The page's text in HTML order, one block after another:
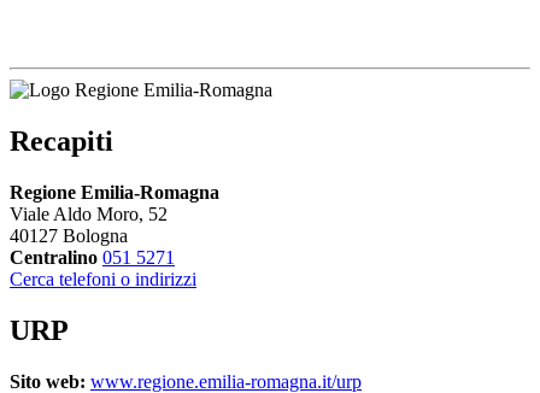
Recapiti
Regione Emilia-Romagna
Viale Aldo Moro, 52
40127 Bologna
Centralino 051 5271
Cerca telefoni o indirizzi
URP
Sito web: www.regione.emilia-romagna.it/urp